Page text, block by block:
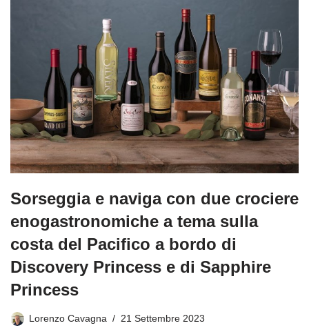
Sorseggia e naviga con due crociere
enogastronomiche a tema sulla
costa del Pacifico a bordo di
Discovery Princess e di Sapphire
Princess
Lorenzo Cavagna 21 Settembre 2023